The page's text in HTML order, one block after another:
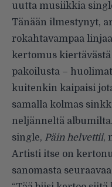
uutta musiikkia
Tänään ilmestynyt,
rokahtavampaa
kertomus
pakoilusta –
kuitenkin kaipaisi
samalla kolmas
neljänneltä
single, Päin helvettii,
Artisti itse on
sanomasta